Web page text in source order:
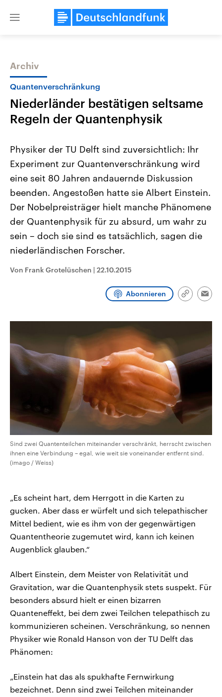
Close
Themen
USA
Aktuelle Beiträge, Analysen und
Hintergründe
Wirtschaftlich und militärisch
gehören die Vereinigten Staaten zu
den mächtigsten Ländern der Erde,
mit großem Einfluss auf das
aktuelle Weltgeschehen.
Nahostkonflikt
Aktuelle Lage und
Der Überfall der
Terrororganisation Hamas
Oktober 2023 auf Israel
Region wieder die Gewalt
Israel möchte die Hamas
Libanon vom Iran
Sendungen Programm
Archiv
Quantenverschränkung
Niederländer bestätigen seltsame
Regeln der Quantenphysik
Physiker der TU Delft sind zuversichtlich: Ihr
Experiment zur Quantenverschränkung wird
eine seit 80 Jahren andauernde Diskussion
beenden. Angestoßen hatte sie Albert Einstein.
Der Nobelpreisträger hielt manche Phänomene
der Quantenphysik für zu absurd, um wahr zu
sein – doch sie sind es tatsächlich, sagen die
niederländischen Forscher.
Von Frank Grotelüschen | 22.10.2015
Abonnieren
Link
Sind zwei Quantenteilchen miteinander verschränkt, herrscht zwischen
ihnen eine Verbindung – egal, wie weit sie voneinander entfernt sind.
(imago / Weiss)
„Es scheint hart, dem Herrgott in die Karten zu
gucken. Aber dass er würfelt und sich telepathischer
Mittel bedient, wie es ihm von der gegenwärtigen
Quantentheorie zugemutet wird, kann ich keinen
Augenblick glauben.“
Albert Einstein, dem Meister von Relativität und
Gravitation, war die Quantenphysik stets suspekt. Für
besonders absurd hielt er einen bizarren
Quanteneffekt, bei dem zwei Teilchen telepathisch zu
kommunizieren scheinen. Verschränkung, so nennen
Physiker wie Ronald Hanson von der TU Delft das
Phänomen:
„Einstein hat das als spukhafte Fernwirkung
bezeichnet. Denn sind zwei Teilchen miteinander